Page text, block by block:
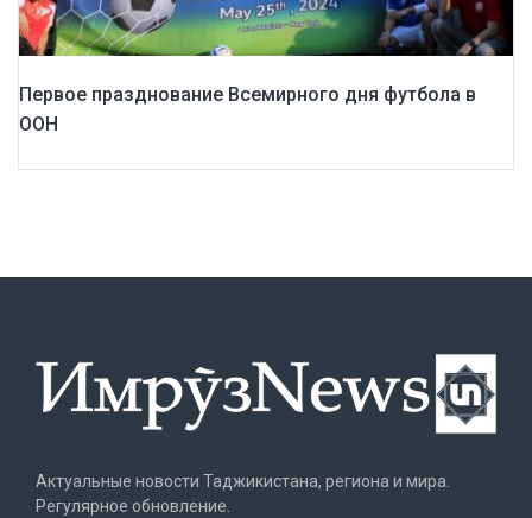
Первое празднование Всемирного дня футбола в
ООН
Актуальные новости Таджикистана, региона и мира.
Регулярное обновление.